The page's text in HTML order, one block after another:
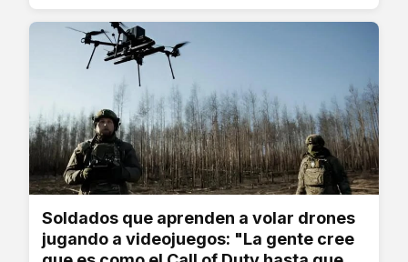
Soldados que aprenden a volar drones
jugando a videojuegos: "La gente cree